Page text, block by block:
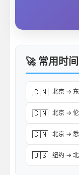
🚀 常用时
🇨🇳 北京 →
🇨🇳 北京 →
🇨🇳 北京 →
🇺🇸 纽约 →